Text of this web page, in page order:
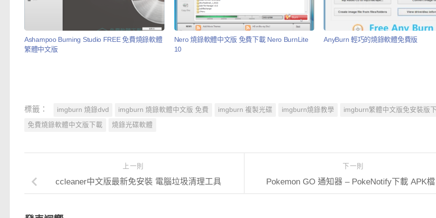
Ashampoo Burning Studio FREE 免費燒錄軟體
繁體中文版
Nero 燒錄軟體中文版 免費下載 Nero BurnLite
10
AnyBurn 輕巧的燒錄軟體免費版
標籤： imgburn 燒錄dvd imgburn 燒錄軟體中文版 免費 imgburn 複製光碟 imgburn燒錄教學 imgburn繁體中文版免安裝版
免費燒錄軟體中文版下載 燒錄光碟軟體
下一則
Pokemon GO 通知器 – PokeNotify下載 APK檔
上一則
ccleaner中文版最新免安裝 電腦垃圾清理工具